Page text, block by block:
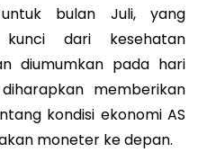
bulan Juli, yang
dari kesehatan
diumumkan pada hari
memberikan
kondisi ekonomi AS
moneter ke depan.